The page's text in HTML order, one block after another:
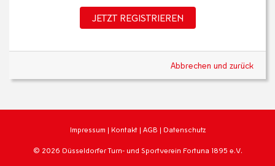
JETZT REGISTRIEREN
Abbrechen und zurück
Impressum | Kontakt | AGB | Datenschutz
© 2026 Düsseldorfer Turn- und Sportverein Fortuna 1895 e.V.